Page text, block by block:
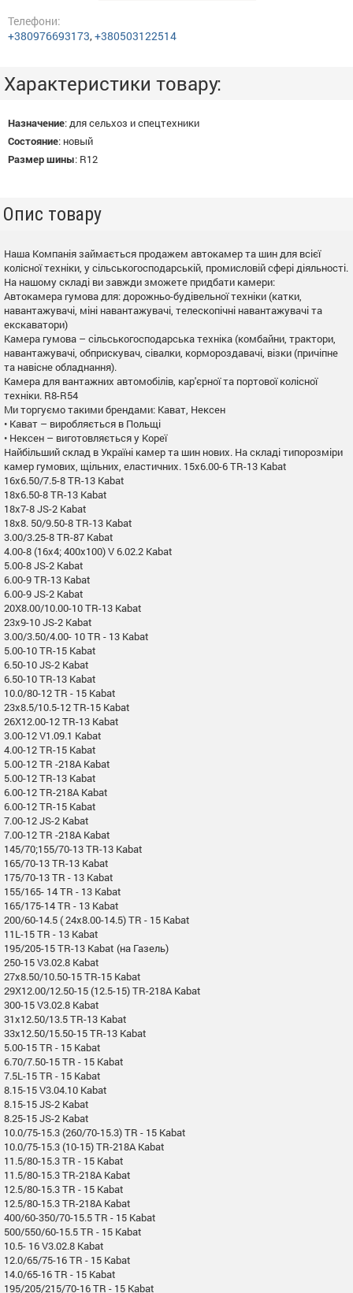
Телефони:
+380976693173,+380503122514
Характеристики товару:
Назначение: для сельхоз и спецтехники
Состояние: новый
Размер шины: R12
Опис товару
Наша Компанія займається продажем автокамер та шин для всієї
колісної техніки, у сільськогосподарській, промисловій сфері діяльності.
На нашому складі ви завжди зможете придбати камери:
Автокамера гумова для: дорожньо-будівельної техніки (катки,
навантажувачі, міні навантажувачі, телескопічні навантажувачі та
екскаватори)
Камера гумова – сільськогосподарська техніка (комбайни, трактори,
навантажувачі, обприскувач, сівалки, кормороздавачі, візки (причіпне
та навісне обладнання).
Камера для вантажних автомобілів, кар'єрної та портової колісної
техніки. R8-R54
Ми торгуємо такими брендами: Кават, Нексен
• Кават – виробляється в Польщі
• Нексен – виготовляється у Кореї
Найбільший склад в Україні камер та шин нових. На складі типорозміри
камер гумових, щільних, еластичних. 15x6.00-6 TR-13 Kabat
16x6.50/7.5-8 TR-13 Kabat
18x6.50-8 TR-13 Kabat
18x7-8 JS-2 Kabat
18x8. 50/9.50-8 TR-13 Kabat
3.00/3.25-8 TR-87 Kabat
4.00-8 (16x4; 400x100) V 6.02.2 Kabat
5.00-8 JS-2 Kabat
6.00-9 TR-13 Kabat
6.00-9 JS-2 Kabat
20X8.00/10.00-10 TR-13 Kabat
23x9-10 JS-2 Kabat
3.00/3.50/4.00- 10 TR - 13 Kabat
5.00-10 TR-15 Kabat
6.50-10 JS-2 Kabat
6.50-10 TR-13 Kabat
10.0/80-12 TR - 15 Kabat
23x8.5/10.5-12 TR-15 Kabat
26X12.00-12 TR-13 Kabat
3.00-12 V1.09.1 Kabat
4.00-12 TR-15 Kabat
5.00-12 TR -218A Kabat
5.00-12 TR-13 Kabat
6.00-12 TR-218A Kabat
6.00-12 TR-15 Kabat
7.00-12 JS-2 Kabat
7.00-12 TR -218A Kabat
145/70;155/70-13 TR-13 Kabat
165/70-13 TR-13 Kabat
175/70-13 TR - 13 Kabat
155/165- 14 TR - 13 Kabat
165/175-14 TR - 13 Kabat
200/60-14.5 ( 24x8.00-14.5) TR - 15 Kabat
11L-15 TR - 13 Kabat
195/205-15 TR-13 Kabat (на Газель)
250-15 V3.02.8 Kabat
27x8.50/10.50-15 TR-15 Kabat
29X12.00/12.50-15 (12.5-15) TR-218A Kabat
300-15 V3.02.8 Kabat
31x12.50/13.5 TR-13 Kabat
33x12.50/15.50-15 TR-13 Kabat
5.00-15 TR - 15 Kabat
6.70/7.50-15 TR - 15 Kabat
7.5L-15 TR - 15 Kabat
8.15-15 V3.04.10 Kabat
8.15-15 JS-2 Kabat
8.25-15 JS-2 Kabat
10.0/75-15.3 (260/70-15.3) TR - 15 Kabat
10.0/75-15.3 (10-15) TR-218A Kabat
11.5/80-15.3 TR - 15 Kabat
11.5/80-15.3 TR-218A Kabat
12.5/80-15.3 TR - 15 Kabat
12.5/80-15.3 TR-218A Kabat
400/60-350/70-15.5 TR - 15 Kabat
500/550/60-15.5 TR - 15 Kabat
10.5- 16 V3.02.8 Kabat
12.0/65/75-16 TR - 15 Kabat
14.0/65-16 TR - 15 Kabat
195/205/215/70-16 TR - 15 Kabat